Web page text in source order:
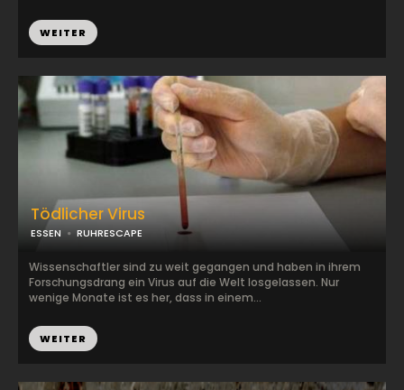
Tödlicher Virus
ESSEN RUHRESCAPE
Wissenschaftler sind zu weit gegangen und haben in ihrem
Forschungsdrang ein Virus auf die Welt losgelassen. Nur
wenige Monate ist es her, dass in einem...
WEITER
WEITER